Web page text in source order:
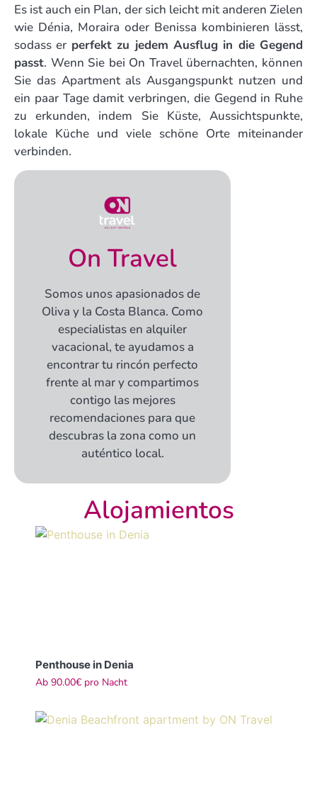
Es ist auch ein Plan, der sich leicht mit anderen Zielen
wie Dénia, Moraira oder Benissa kombinieren lässt,
sodass er perfekt zu jedem Ausflug in die Gegend
passt. Wenn Sie bei On Travel übernachten, können
Sie das Apartment als Ausgangspunkt nutzen und
ein paar Tage damit verbringen, die Gegend in Ruhe
zu erkunden, indem Sie Küste, Aussichtspunkte,
lokale Küche und viele schöne Orte miteinander
verbinden.
On Travel
Somos unos apasionados de
Oliva y la Costa Blanca. Como
especialistas en alquiler
vacacional, te ayudamos a
encontrar tu rincón perfecto
frente al mar y compartimos
contigo las mejores
recomendaciones para que
descubras la zona como un
auténtico local.
Alojamientos
Penthouse in Denia
Ab 90.00€ pro Nacht